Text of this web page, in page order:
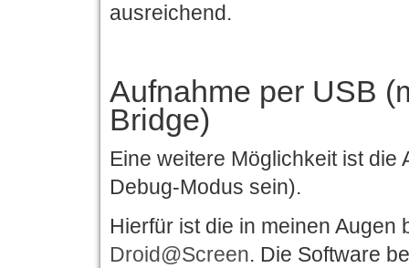
ausreichend.
Aufnahme per USB
Bridge)
Eine weitere Möglichkeit ist die
Debug-Modus sein).
Hierfür ist die in meinen Augen
Droid@Screen. Die Software